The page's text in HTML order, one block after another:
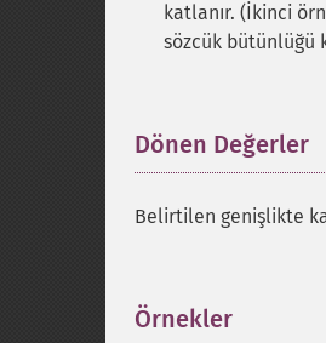
katlanır. (İkinci
sözcük bütünlüğü
Dönen Değerler
Belirtilen genişlikte
Örnekler